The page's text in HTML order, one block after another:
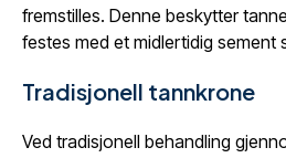
fremstilles. Denne beskytter
festes med et midlertidig sement
Tradisjonell tannkrone
Ved tradisjonell behandling